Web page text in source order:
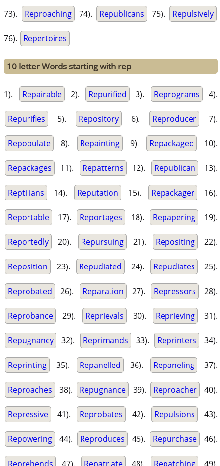
73). Reproaching 74). Republicans 75). Repulsively
76). Repertoires
10 letter Words starting with rep
1). Repairable 2). Repurified 3). Reprograms 4).
Repurifies 5). Repository 6). Reproducer 7).
Repopulate 8). Repainting 9). Repackaged 10).
Repackages 11). Repatterns 12). Republican 13).
Reptilians 14). Reputation 15). Repackager 16).
Reportable 17). Reportages 18). Repapering 19).
Reportedly 20). Repursuing 21). Repositing 22).
Reposition 23). Repudiated 24). Repudiates 25).
Reprobated 26). Reparation 27). Repressors 28).
Reprobance 29). Reprievals 30). Reprieving 31).
Repugnancy 32). Reprimands 33). Reprinters 34).
Reprinting 35). Repanelled 36). Repaneling 37).
Reproaches 38). Repugnance 39). Reproacher 40).
Repressive 41). Reprobates 42). Repulsions 43).
Repowering 44). Reproduces 45). Repurchase 46).
Reprehends 47). Repatriate 48). Repatching 49).